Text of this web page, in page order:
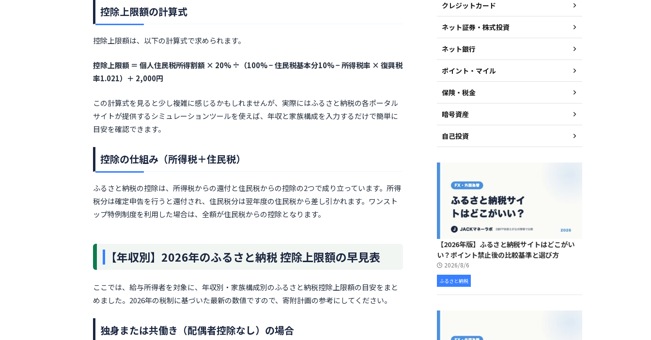
控除上限額の計算式
控除上限額は、以下の計算式で求められます。
控除上限額 ＝ 個人住民税所得割額 × 20% ÷（100% − 住民税基本分10% − 所得税率 × 復興税
率1.021）＋ 2,000円
この計算式を見ると少し複雑に感じるかもしれませんが、実際にはふるさと納税の各ポータル
サイトが提供するシミュレーションツールを使えば、年収と家族構成を入力するだけで簡単に
目安を確認できます。
控除の仕組み（所得税＋住民税）
ふるさと納税の控除は、所得税からの還付と住民税からの控除の2つで成り立っています。所得
税分は確定申告を行うと還付され、住民税分は翌年度の住民税から差し引かれます。ワンスト
ップ特例制度を利用した場合は、全額が住民税からの控除となります。
【年収別】2026年のふるさと納税 控除上限額の早見表
ここでは、給与所得者を対象に、年収別・家族構成別のふるさと納税控除上限額の目安をまと
めました。2026年の税制に基づいた最新の数値ですので、寄附計画の参考にしてください。
独身または共働き（配偶者控除なし）の場合
クレジットカード
ネット証券・株式投資
ネット銀行
ポイント・マイル
保険・税金
暗号資産
自己投資
【2026年版】ふるさと納税サイトはどこがい
い？ポイント禁止後の比較基準と選び方
2026/8/6
ふるさと納税